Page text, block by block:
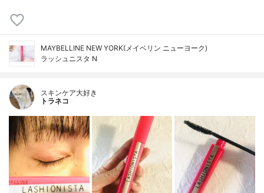
MAYBELLINE NEW YORK(メイベリン ニューヨーク)
ラッシュニスタ N
スキンケア大好き
トラネコ